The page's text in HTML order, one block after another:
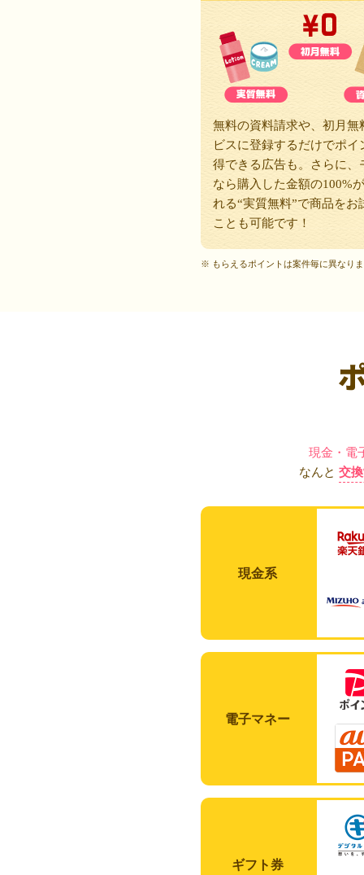
無料の資料請求や、初月無
ビスに登録するだけでポイ
得できる広告も。さらに、
なら購入した金額の100%
れる“実質無料”で商品をお
ことも可能です！
※ もらえるポイントは案件毎に異なり
現金・電
なんと 交
現金系
電子マネー
ギフト券